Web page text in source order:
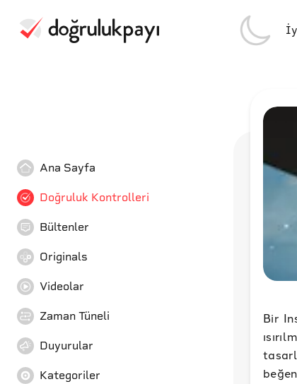
Ana Sayfa
Doğruluk Kontrolleri
Bültenler
Originals
Videolar
Zaman Tüneli
Duyurular
Kategoriler
Bir